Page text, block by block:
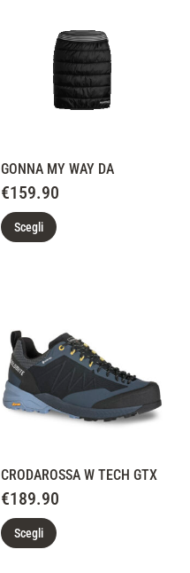
GONNA MY WAY DA
€159.90
Scegli
CRODAROSSA W TECH GTX
€189.90
Scegli